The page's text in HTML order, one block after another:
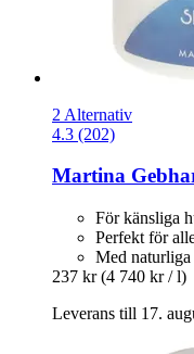
2 Alternativ
4.3 (202)
Martina
För känsliga
Perfekt för
Med naturliga
237 kr (4 740 kr / l)
Leverans till 17.